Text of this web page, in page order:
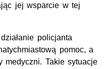
jej wsparcie w tej
policjanta
pomoc, a
medyczni. Takie sytuacje